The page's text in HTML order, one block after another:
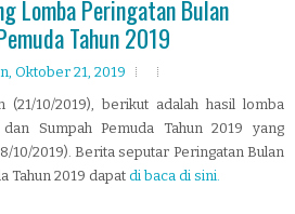
Lomba Peringatan Bulan
Tahun 2019
Oktober 21, 2019
10/2019), berikut adalah hasil lomba
Sumpah Pemuda Tahun 2019 yang
10/2019). Berita seputar Peringatan Bulan
Tahun 2019 dapat di baca di sini.